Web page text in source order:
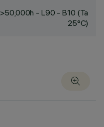
>50,000h - L90 - B10 (Ta
25°C)